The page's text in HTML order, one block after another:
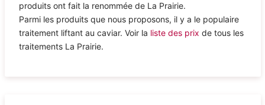
produits ont fait la renommée de La Prairie.
Parmi les produits que nous proposons, il y a le populaire
traitement liftant au caviar. Voir la liste des prix de tous les
traitements La Prairie.